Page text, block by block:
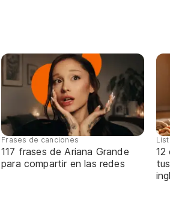
Frases de canciones
117 frases de Ariana Grande
para compartir en las redes
12